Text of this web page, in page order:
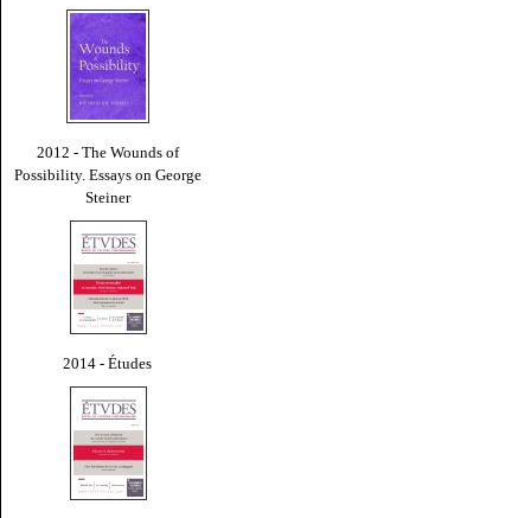
2012 - The Wounds of
Possibility. Essays on George
Steiner
2014 - Études